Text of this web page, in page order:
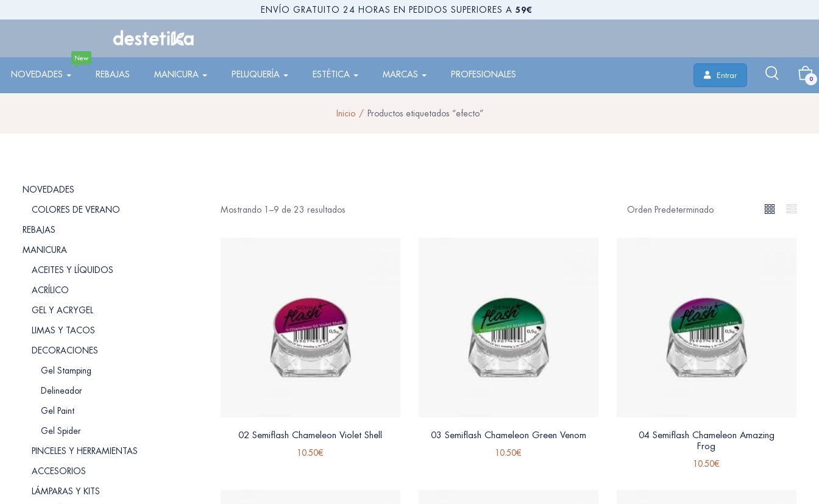
ENVÍO GRATUITO 24 HORAS EN PEDIDOS SUPERIORES A 59€
NOVEDADES
New
REBAJAS MANICURA PELUQUERÍA ESTÉTICA MARCAS PROFESIONALES Entrar 0
Inicio Productos etiquetados “efecto”
NOVEDADES
COLORES DE VERANO
REBAJAS
MANICURA
ACEITES Y LÍQUIDOS
ACRÍLICO
GEL Y ACRYGEL
LIMAS Y TACOS
DECORACIONES
Gel Stamping
Delineador
Gel Paint
Gel Spider
PINCELES Y HERRAMIENTAS
ACCESORIOS
LÁMPARAS Y KITS
Mostrando 1–9 de 23 resultados
02 Semiflash Chameleon Violet Shell
10.50€
03 Semiflash Chameleon Green Venom
10.50€
04 Semiflash Chameleon Amazing
Frog
10.50€